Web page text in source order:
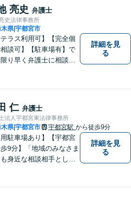
い思いから，交通事故問
積極的に取り組んでいま
気軽にお問い合わせく
い。
亮史 弁護士
史法律事務所
県|宇都宮市
テラス利用可】【完全個
談可】【駐車場有】で
り早く弁護士に相談す
者様に話を親身になっ
、誠実に対応すること
けておりますので、是
ご相談にお越しになっ
ださい。
詳細を見
る
仁 弁護士
法人宇都宮東法律事務所
県|宇都宮市 宇都宮駅 から徒歩9分
用駐車場あり】【宇都宮
9分】「地域のみなさま
身近な相談相手として
詳細を見
る